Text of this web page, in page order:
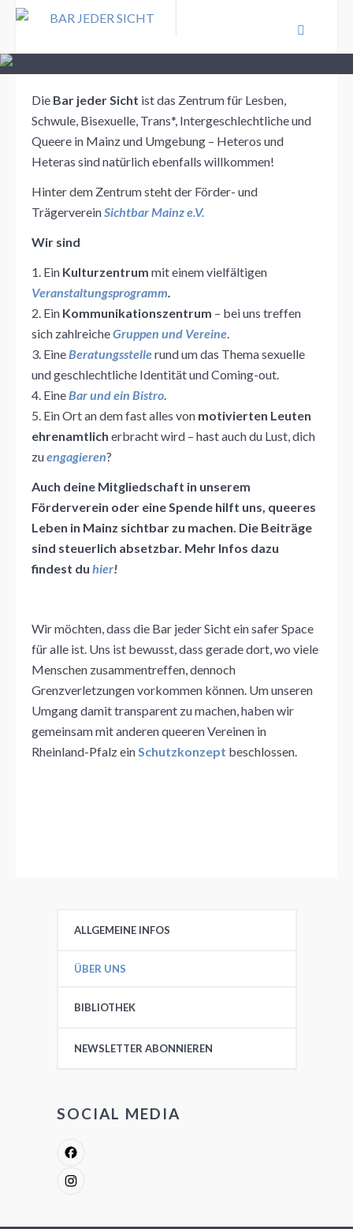
Die Bar jeder Sicht ist das Zentrum für Lesben,
Schwule, Bisexuelle, Trans*, Intergeschlechtliche und
Queere in Mainz und Umgebung – Heteros und
Heteras sind natürlich ebenfalls willkommen!
Hinter dem Zentrum steht der Förder- und
TrägervereinSichtbar Mainz e.V.
Wir sind
1. Ein Kulturzentrum mit einem vielfältigen
Veranstaltungsprogramm.
2. Ein Kommunikationszentrum – bei uns treffen
sich zahlreicheGruppen und Vereine.
3. EineBeratungsstellerund um das Thema sexuelle
und geschlechtliche Identität und Coming-out.
4. EineBar und ein Bistro.
5. Ein Ort an dem fast alles von motivierten Leuten
ehrenamtlich erbracht wird – hast auch du Lust, dich
zuengagieren?
Auch deine Mitgliedschaft in unserem
Förderverein oder eine Spende hilft uns, queeres
Leben in Mainz sichtbar zu machen. Die Beiträge
sind steuerlich absetzbar. Mehr Infos dazu
findest du hier!
Wir möchten, dass die Bar jeder Sicht ein safer Space
für alle ist. Uns ist bewusst, dass gerade dort, wo viele
Menschen zusammentreffen, dennoch
Grenzverletzungen vorkommen können. Um unseren
Umgang damit transparent zu machen, haben wir
gemeinsam mit anderen queeren Vereinen in
Rheinland-Pfalz einSchutzkonzept beschlossen.
ALLGEMEINE INFOS
ÜBER UNS
BIBLIOTHEK
NEWSLETTER ABONNIEREN
SOCIAL MEDIA
Facebook